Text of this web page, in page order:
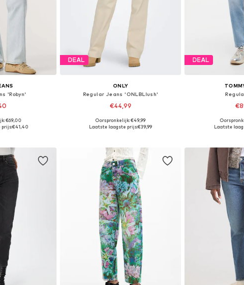
'Robyn'
maten
€69,00
prijs:€41,40
DEAL
ONLY
Regular Jeans 'ONLBLlush'
€44,99
Beschikbaar in vele maten
Oorspronkelijk: €49,99
Laatste laagste prijs:€39,99
DEAL
Laatste